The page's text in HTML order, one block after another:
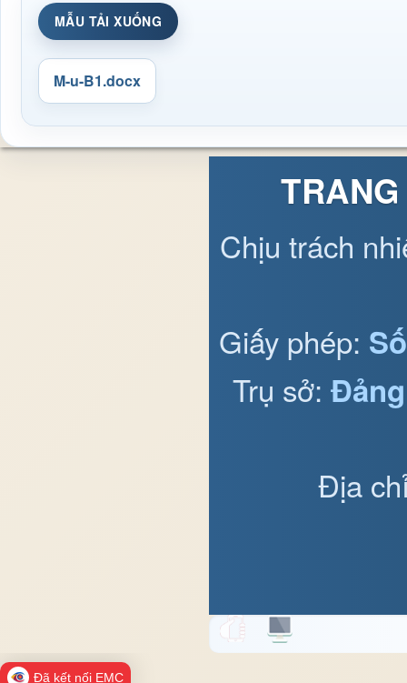
MẪU TẢI XUỐNG
M-u-B1.docx
Chịu trách
Giấy phép:
Trụ sở:
Địa
Đã kết nối EMC